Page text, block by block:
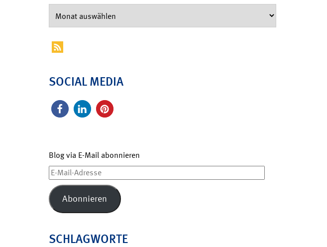
SOCIAL MEDIA
Blog via E-Mail abonnieren
E-
Mail-
Adresse
Abonnieren
SCHLAGWORTE